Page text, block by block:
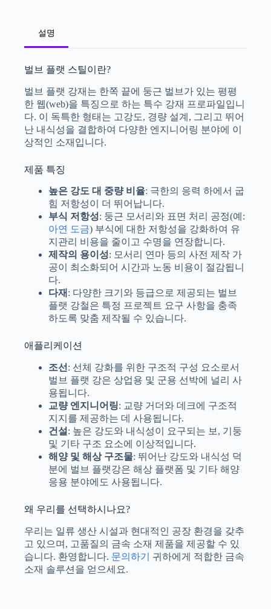
i
e
d
t
a
t
e
s
+
1
파일 업로드
파일 선택
양식 제출
설명
벌브 플랫 스틸이란?
벌브 플랫 강재는 한쪽 끝에 둥근 벌브가 있는 평평
한 웹(web)을 특징으로 하는 특수 강재 프로파일입니
다. 이 독특한 형태는 고강도, 경량 설계, 그리고 뛰어
난 내식성을 결합하여 다양한 엔지니어링 분야에 이
상적인 소재입니다.
제품 특징
높은 강도 대 중량 비율: 극한의 응력 하에서 굽
힘 저항성이 더 뛰어납니다.
부식 저항성: 둥근 모서리와 표면 처리 공정(예:
아연 도금) 부식에 대한 저항성을 강화하여 유
지관리 비용을 줄이고 수명을 연장합니다.
제작의 용이성: 모서리 연마 등의 사전 제작 가
공이 최소화되어 시간과 노동 비용이 절감됩니
다.
다재 : 다양한 크기와 등급으로 제공되는 벌브
플랫 강철은 특정 프로젝트 요구 사항을 충족
하도록 맞춤 제작될 수 있습니다.
애플리케이션
조선 : 선체 강화를 위한 구조적 구성 요소로서
벌브 플랫 강은 상업용 및 군용 선박에 널리 사
용됩니다.
교량 엔지니어링: 교량 거더와 데크에 구조적
지지를 제공하는 데 사용됩니다.
건설 : 높은 강도와 내식성이 요구되는 보, 기둥
및 기타 구조 요소에 이상적입니다.
해양 및 해상 구조물: 뛰어난 강도와 내식성 덕
분에 벌브 플랫강은 해상 플랫폼 및 기타 해양
응용 분야에도 사용됩니다.
왜 우리를 선택하시나요?
우리는 일류 생산 시설과 현대적인 공장 환경을 갖추
고 있으며, 고품질의 금속 소재 제품을 제공할 수 있
습니다. 환영합니다. 문의하기
귀하에게 적합한 금속
소재 솔루션을 얻으세요.